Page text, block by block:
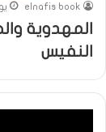
elnafis book
المهدوية
النفيس